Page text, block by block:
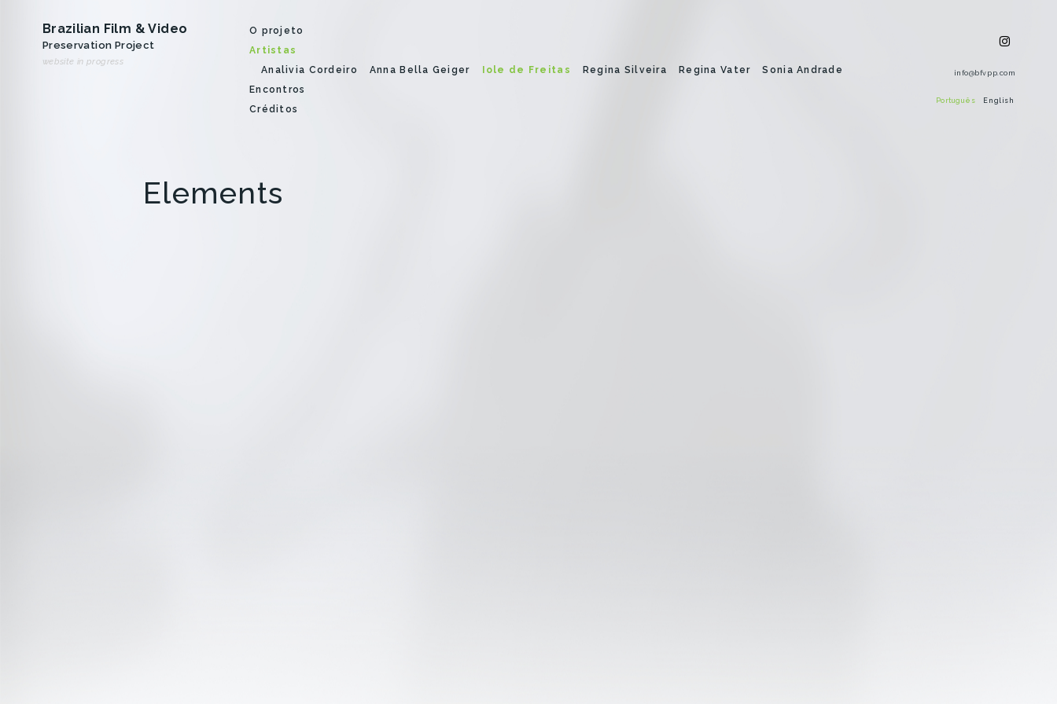
Brazilian Film & Video
Preservation Project
website in progress
O projeto
Artistas
Analivia Cordeiro
Anna Bella Geiger Iole de Freitas Regina Silveira Regina Vater
Sonia Andrade
Encontros
Créditos
info@bfvpp.com
Português English
Elements